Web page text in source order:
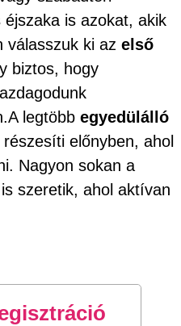
is azokat, akik
válasszuk ki az első
biztos, hogy
legtöbb egyedülálló
előnyben, ahol
Nagyon sokan a
szeretik, ahol aktívan